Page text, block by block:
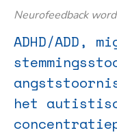
Neurofeedback
ADHD/ADD,
het